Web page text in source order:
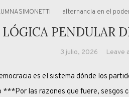
alternancia en el
LÓGICA PENDULAR
3 julio, 2026 Leave
es el sistema dónde los
las razones que fuere, sesgos